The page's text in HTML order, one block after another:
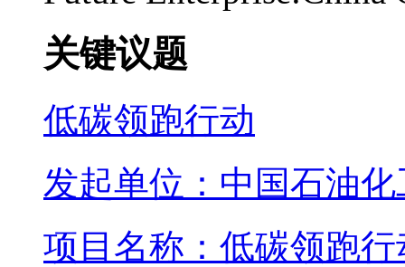
关键议题
低碳领跑行动
发起单位：中国石油
项目名称：低碳领跑行